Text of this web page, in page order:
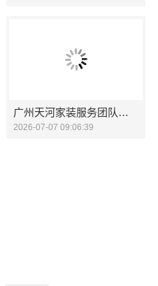
广州天河家装服务团队精装房改造精匠饰家
2026-07-07 09:06:39